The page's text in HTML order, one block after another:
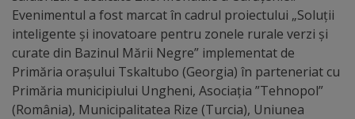
Diplome
de
Excelență
Evenimentul a fost marcat în cadrul proiectului „Soluții
inteligente și inovatoare pentru zonele rurale verzi și
curate din Bazinul Mării Negre” implementat de
Primăria orașului Tskaltubo (Georgia) în parteneriat cu
Primăria municipiului Ungheni, Asociația ”Tehnopol”
(România), Municipalitatea Rize (Turcia), Uniunea